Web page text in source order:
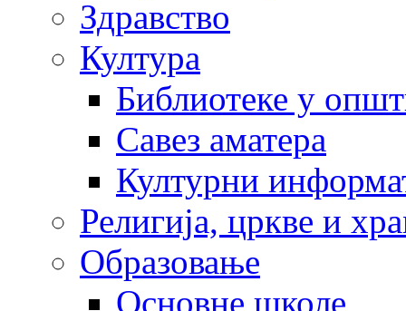
Здравство
Култура
Библиотеке у
Савез аматера
Културни
Религија, цркве и
Образовање
Основне школе